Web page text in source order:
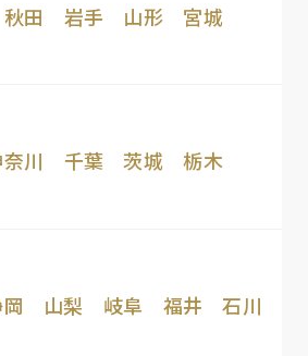
秋田 岩手 山形
宮城
川 千葉 茨城
栃木
山梨 岐阜 福井
石川